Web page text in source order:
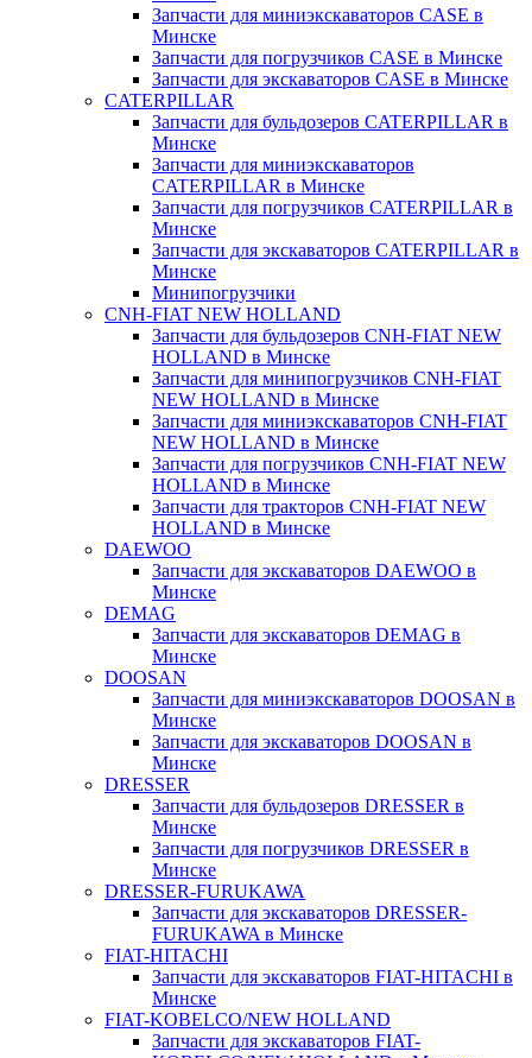
Запчасти для миниэкскаваторов CASE в
Минске
Запчасти для погрузчиков CASE в Минске
Запчасти для экскаваторов CASE в Минске
CATERPILLAR
Запчасти для бульдозеров CATERPILLAR в
Минске
Запчасти для миниэкскаваторов
CATERPILLAR в Минске
Запчасти для погрузчиков CATERPILLAR в
Минске
Запчасти для экскаваторов CATERPILLAR в
Минскe
Минипогрузчики
CNH-FIAT NEW HOLLAND
Запчасти для бульдозеров CNH-FIAT NEW
HOLLAND в Минске
Запчасти для минипогрузчиков CNH-FIAT
NEW HOLLAND в Минске
Запчасти для миниэкскаваторов CNH-FIAT
NEW HOLLAND в Минске
Запчасти для погрузчиков CNH-FIAT NEW
HOLLAND в Минске
Запчасти для тракторов CNH-FIAT NEW
HOLLAND в Минске
DAEWOO
Запчасти для экскаваторов DAEWOO в
Минске
DEMAG
Запчасти для экскаваторов DEMAG в
Минске
DOOSAN
Запчасти для миниэкскаваторов DOOSAN в
Минске
Запчасти для экскаваторов DOOSAN в
Минске
DRESSER
Запчасти для бульдозеров DRESSER в
Минске
Запчасти для погрузчиков DRESSER в
Минске
DRESSER-FURUKAWA
Запчасти для экскаваторов DRESSER-
FURUKAWA в Минске
FIAT-HITACHI
Запчасти для экскаваторов FIAT-HITACHI в
Минске
FIAT-KOBELCO/NEW HOLLAND
Запчасти для экскаваторов FIAT-